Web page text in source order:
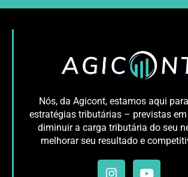
Nós, da Agicont, estamos aqui
estratégias tributárias – previstas
diminuir a carga tributária do seu
melhorar seu resultado e